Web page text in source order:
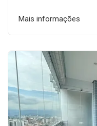
Mais informações